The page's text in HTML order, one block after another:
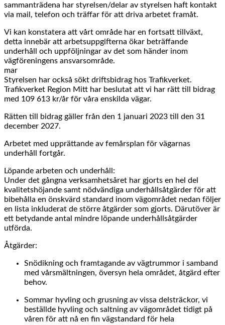
sammanträdena har styrelsen/delar av styrelsen haft kontakt
via mail, telefon och träffar för att driva arbetet framåt.
Vi kan konstatera att vårt område har en fortsatt tillväxt,
detta innebär att arbetsuppgifterna ökar beträffande
underhåll och uppföljningar av det som händer inom
vägföreningens ansvarsområde.
mar
Styrelsen har också sökt driftsbidrag hos Trafikverket.
Trafikverket Region Mitt har beslutat att vi har rätt till bidrag
med 109 613 kr/år för våra enskilda vägar.
Rätten till bidrag gäller från den 1 januari 2023 till den 31
december 2027.
Arbetet med upprättande av femårsplan för vägarnas
underhåll fortgår.
Löpande arbeten och underhåll:
Under det gångna verksamhetsåret har gjorts en hel del
kvalitetshöjande samt nödvändiga underhållsåtgärder för att
bibehålla en önskvärd standard inom vägområdet nedan följer
en lista inkluderat de större åtgärder som gjorts. Därutöver är
ett betydande antal mindre löpande underhållsåtgärder
utförda.
Åtgärder:
Snödikning och framtagande av vägtrummor i samband
med vårsmältningen, översyn hela området, åtgärd efter
behov.
Sommar hyvling och grusning av vissa delsträckor, vi
beställde hyvling och saltning av vägområdet tidigt på
våren för att nå en fin vägstandard för hela